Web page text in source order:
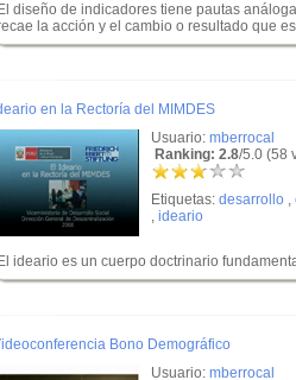
El diseño de indicadores tiene pautas
la acción y el cambio o resultado que
en la Rectoría del MIMDES
Usuario: mberrocal
Ranking: 2.8/5.0 (58
Etiquetas: desarrollo ,
, ideario
El ideario es un cuerpo doctrinario
Bono Demográfico
Usuario: mberrocal